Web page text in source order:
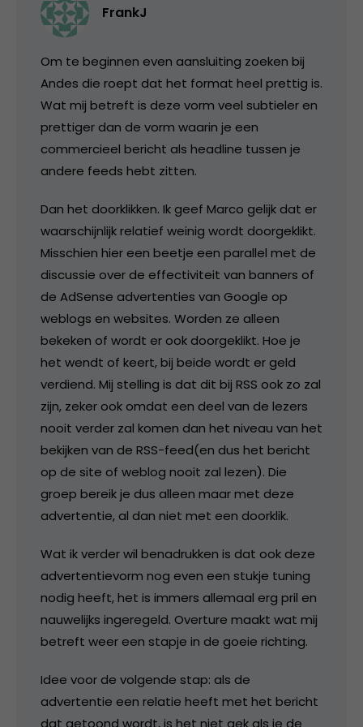
FrankJ
Om te beginnen even aansluiting zoeken bij
Andes die roept dat het format heel prettig is.
Wat mij betreft is deze vorm veel subtieler en
prettiger dan de vorm waarin je een
commercieel bericht als headline tussen je
andere feeds hebt zitten.
Dan het doorklikken. Ik geef Marco gelijk dat er
waarschijnlijk relatief weinig wordt doorgeklikt.
Misschien hier een beetje een parallel met de
discussie over de effectiviteit van banners of
de AdSense advertenties van Google op
weblogs en websites. Worden ze alleen
bekeken of wordt er ook doorgeklikt. Hoe je
het wendt of keert, bij beide wordt er geld
verdiend. Mij stelling is dat dit bij RSS ook zo zal
zijn, zeker ook omdat een deel van de lezers
nooit verder zal komen dan het niveau van het
bekijken van de RSS-feed(en dus het bericht
op de site of weblog nooit zal lezen). Die
groep bereik je dus alleen maar met deze
advertentie, al dan niet met een doorklik.
Wat ik verder wil benadrukken is dat ook deze
advertentievorm nog even een stukje tuning
nodig heeft, het is immers allemaal erg pril en
nauwelijks ingeregeld. Overture maakt wat mij
betreft weer een stapje in de goeie richting.
Idee voor de volgende stap: als de
advertentie een relatie heeft met het bericht
dat getoond wordt, is het niet gek als je de